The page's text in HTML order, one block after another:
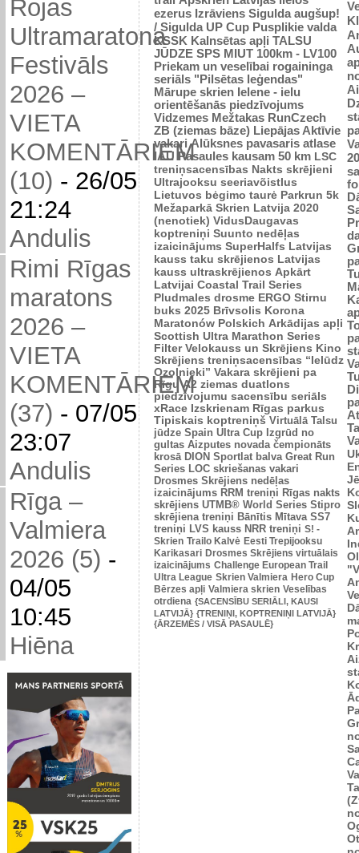
Rojas
Ultramaratona
Festivāls
2026 –
VIETA
KOMENTĀRIEM
(10) - 26/05
21:24
Andulis
Rimi Rīgas
maratons
2026 –
VIETA
KOMENTĀRIEM
(37) - 07/05
23:07
Andulis
Rīga –
Valmiera
2026 (5) -
04/05
10:45
Hiēna
ezerus Izrāviens Sigulda augšup!
/ Sigulda UP Cup Pusplikie valda
KSSK Kalnsētas apļi TALSU
JŪDZE SPS MIUT 100km - LV100
Priekam un veselībai rogaininga
seriāls "Pilsētas leģendas"
Mārupe skrien Ielene - ielu
orientēšanās piedzīvojums
Vidzemes Mežtakas RunCzech
ZB (ziemas bāze) Liepājas Aktīvie
vakari Alūksnes pavasaris atlase
IAU Pasaules kausam 50 km LSC
treniņsacensības Nakts skrējieni
Ultrajooksu seeriavõistlus
Lietuvos bėgimo taurė Parkrun 5k
Mežaparkā Skrien Latvija 2020
(nenotiek) VidusDaugavas
koptreniņi Suunto nedēļas
izaicinājums SuperHalfs Latvijas
kauss taku skrējienos Latvijas
kauss ultraskrējienos Apkārt
Latvijai Coastal Trail Series
Pludmales drosme ERGO Stirnu
buks 2025 Brīvsolis Korona
Maratonów Polskich Arkādijas apļi
Scottish Ultra Marathon Series
Filter Velokauss un Skrējiens Kino
Skrējiens treniņsacensības “Ielūdz
Ozolnieki” Vakara skrējieni pa
Rīgu A2 ziemas duatlons
piedzīvojumu sacensību seriāls
xRace Izskrienam Rīgas parkus
Tipiskais koptreniņš Virtuālā Talsu
jūdze Spain Ultra Cup Izgrūd no
gultas Aizputes novada čempionāts
krosā DION Sportlat balva Great Run
Series LOC skriešanas vakari
Drosmes Skrējiens nedēļas
izaicinājums RRM treniņi Rīgas nakts
skrējiens UTMB® World Series Stipro
skrējiena treniņi Bānītis Mītava SS7
treniņi LVS kauss NRR treniņi S! -
Skrien Trailo Kalvė Eesti Trepijooksu
Karikasari Drosmes Skrējiens virtuālais
izaicinājums Challenge European Trail
Ultra League Skrien Valmiera Hero Cup
Bērzes apļi Valmiera skrien Veselības
otrdiena {SACENSĪBU SERIĀLI, KAUSI
LATVIJĀ} {TRENIŅI, KOPTRENIŅI LATVIJĀ}
{ĀRZEMĒS / VISĀ PASAULĒ}